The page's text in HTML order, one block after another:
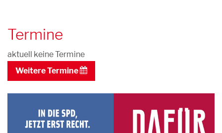
Termine
aktuell keine Termine
Weitere Termine